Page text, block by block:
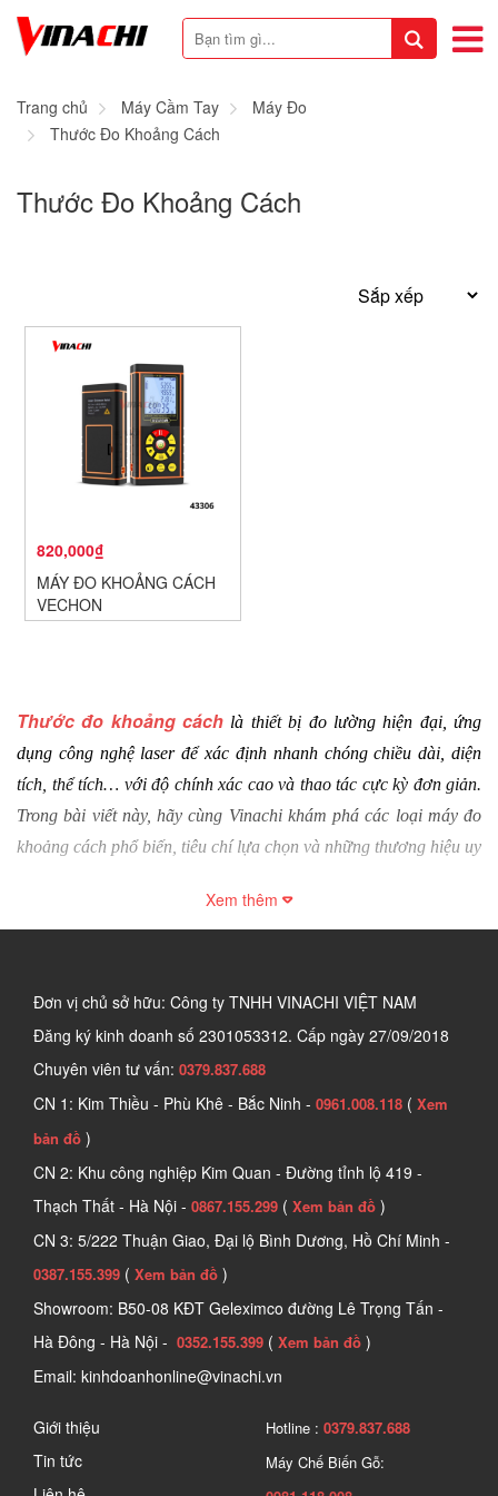
Trang chủ Máy Cầm Tay
Máy Đo
Thước Đo Khoảng Cách
Thước Đo Khoảng Cách
820,000₫
MÁY ĐO KHOẢNG CÁCH
VECHON
Thước đo khoảng cách là thiết bị đo lường hiện đại, ứng
dụng công nghệ laser để xác định nhanh chóng chiều dài, diện
tích, thể tích… với độ chính xác cao và thao tác cực kỳ đơn giản.
Trong bài viết này, hãy cùng Vinachi khám phá các loại máy đo
khoảng cách phổ biến, tiêu chí lựa chọn và những thương hiệu uy
1. Thước đo khoảng cách là gì?
laser để đo chiều dài, diện tích, thể tích và góc nghiêng với độ
chính xác gần như tuyệt đối. Nhờ sai số cực thấp và tốc độ đo
Tìm hiểu về các loại máy đo khoảng cách
2. Ứng dụng chính của thước đo khoảng
Xem thêm
Đơn vị chủ sở hữu: Công ty TNHH VINACHI VIỆT NAM
Đăng ký kinh doanh số 2301053312. Cấp ngày 27/09/2018
Chuyên viên tư vấn: 0379.837.688
CN 1: Kim Thiều - Phù Khê - Bắc Ninh - 0961.008.118 ( Xem
bản đồ )
CN 2: Khu công nghiệp Kim Quan - Đường tỉnh lộ 419 -
Thạch Thất - Hà Nội - 0867.155.299 ( Xem bản đồ )
CN 3: 5/222 Thuận Giao, Đại lộ Bình Dương, Hồ Chí Minh -
0387.155.399 ( Xem bản đồ )
Showroom: B50-08 KĐT Geleximco đường Lê Trọng Tấn -
Hà Đông - Hà Nội - 0352.155.399 ( Xem bản đồ )
Email: kinhdoanhonline@vinachi.vn
Giới thiệu
Tin tức
Hotline : 0379.837.688
Máy Chế Biến Gỗ: